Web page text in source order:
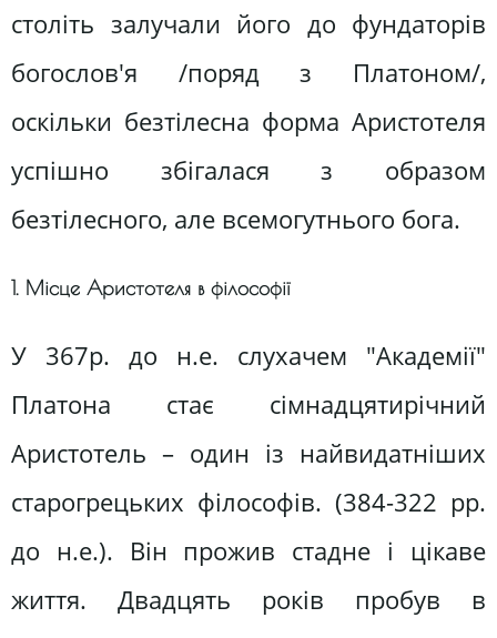
століть залучали його до фундаторів
богослов'я /поряд з Платоном/,
оскільки безтілесна форма Аристотеля
успішно збігалася з образом
безтілесного, але всемогутнього бога.
1. Місце Аристотеля в філософії
У 367р. до н.е. слухачем "Академії"
Платона стає сімнадцятирічний
Аристотель – один із найвидатніших
старогрецьких філософів. (384-322 рр.
до н.е.). Він прожив стадне і цікаве
життя. Двадцять років пробув в